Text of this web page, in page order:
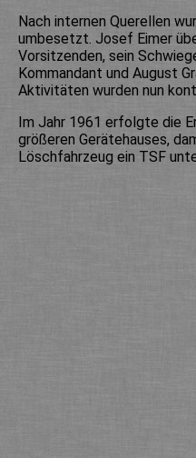
Nach internen Querellen
umbesetzt. Josef Eimer
Vorsitzenden, sein
Kommandant und August
Aktivitäten wurden nun
Im Jahr 1961 erfolgte die
größeren Gerätehauses,
Löschfahrzeug ein TSF